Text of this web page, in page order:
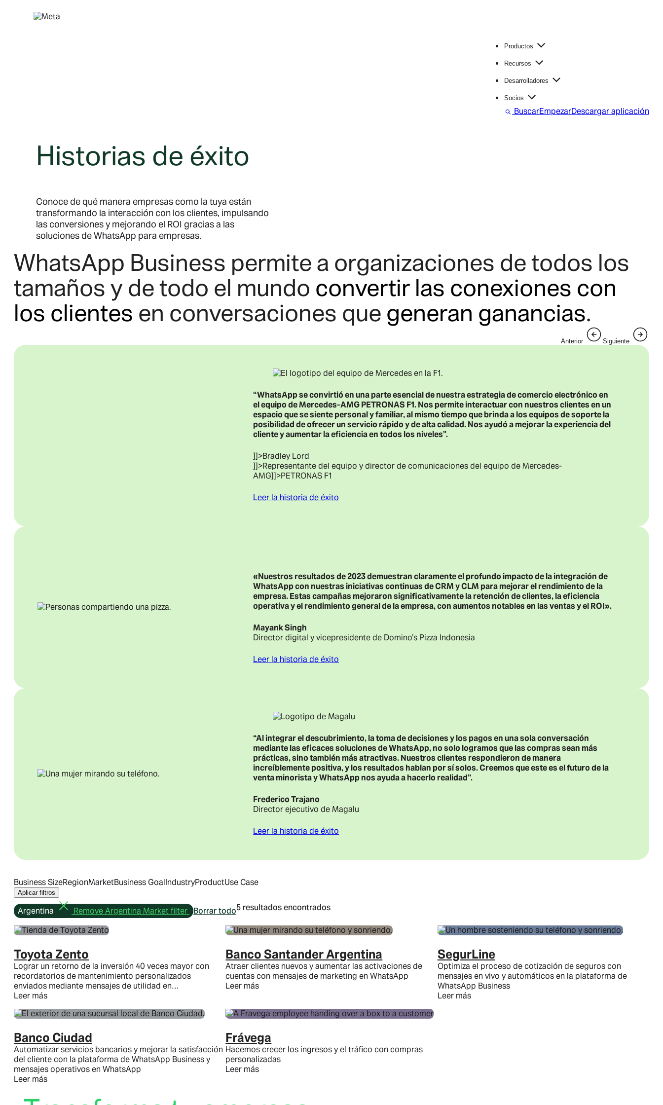
Productos
Plataforma para empresas
Plataforma para empresas
Plataforma para empresas
Información general
Funciones
Precios
WhatsApp Flows
Categorías de mensajes:
Categorías de mensajes:
Categorías de mensajes:
Mensajes de marketing
Mensajes de autenticación
Recursos
Desarrolladores
Socios
BuscarEmpezarDescargar aplicación
Historias de éxito
Conoce de qué manera empresas como la tuya están
transformando la interacción con los clientes, impulsando
las conversiones y mejorando el ROI gracias a las
soluciones de WhatsApp para empresas.
WhatsApp Business permite a organizaciones de todos los
tamaños y de todo el mundo convertir las conexiones con
los clientes en conversaciones que generan ganancias.
“WhatsApp se convirtió en una parte esencial de nuestra estrategia de comercio electrónico en
el equipo de Mercedes-AMG PETRONAS F1. Nos permite interactuar con nuestros clientes en un
espacio que se siente personal y familiar, al mismo tiempo que brinda a los equipos de soporte la
posibilidad de ofrecer un servicio rápido y de alta calidad. Nos ayudó a mejorar la experiencia del
cliente y aumentar la eficiencia en todos los niveles”.
]]>Bradley Lord
]]>Representante del equipo y director de comunicaciones del equipo de Mercedes-
AMG]]>PETRONAS F1
Leer la historia de éxito
«Nuestros resultados de 2023 demuestran claramente el profundo impacto de la integración de
WhatsApp con nuestras iniciativas continuas de CRM y CLM para mejorar el rendimiento de la
empresa. Estas campañas mejoraron significativamente la retención de clientes, la eficiencia
operativa y el rendimiento general de la empresa, con aumentos notables en las ventas y el ROI».
Mayank Singh
Director digital y vicepresidente de Domino’s Pizza Indonesia
Leer la historia de éxito
“Al integrar el descubrimiento, la toma de decisiones y los pagos en una sola conversación
mediante las eficaces soluciones de WhatsApp, no solo logramos que las compras sean más
prácticas, sino también más atractivas. Nuestros clientes respondieron de manera
increíblemente positiva, y los resultados hablan por sí solos. Creemos que este es el futuro de la
venta minorista y WhatsApp nos ayuda a hacerlo realidad”.
Frederico Trajano
Director ejecutivo de Magalu
Leer la historia de éxito
Anterior Siguiente
Business SizeRegionMarketBusiness GoalIndustryProductUse Case
Aplicar filtros
Argentina Remove Argentina Market filter Borrar todo5 resultados encontrados
Toyota Zento
Lograr un retorno de la inversión 40 veces mayor con
recordatorios de mantenimiento personalizados
enviados mediante mensajes de utilidad en…
Leer más
Banco Santander Argentina
Atraer clientes nuevos y aumentar las activaciones de
cuentas con mensajes de marketing en WhatsApp
Leer más
SegurLine
Optimiza el proceso de cotización de seguros con
mensajes en vivo y automáticos en la plataforma de
WhatsApp Business
Leer más
Banco Ciudad
Automatizar servicios bancarios y mejorar la satisfacción
del cliente con la plataforma de WhatsApp Business y
mensajes operativos en WhatsApp
Leer más
Frávega
Hacemos crecer los ingresos y el tráfico con compras
personalizadas
Leer más